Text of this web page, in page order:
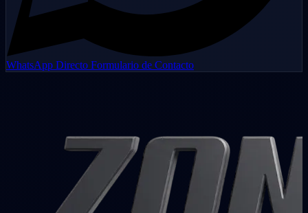
WhatsApp Directo Formulario de Contacto